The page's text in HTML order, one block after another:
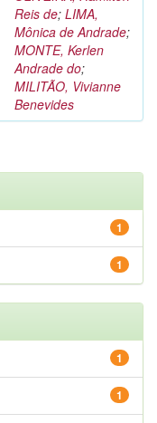
Reis de; LIMA,
Mônica de Andrade;
MONTE, Kerlen
Andrade do;
MILITÃO, Vivianne
Benevides
1
1
1
1